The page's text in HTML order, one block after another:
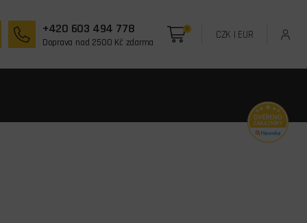
+420 603 494 778
Doprava nad 2500 Kč zdarma
0 CZK | EUR